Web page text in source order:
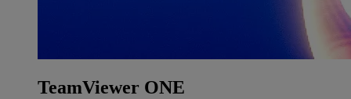
TeamViewer ONE